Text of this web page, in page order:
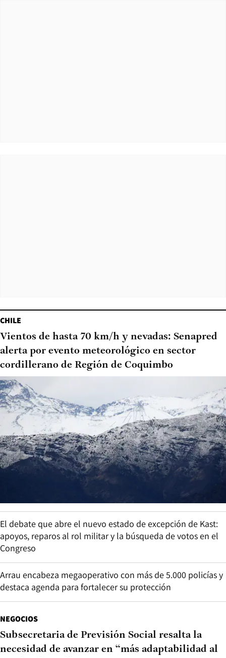
CHILE
Vientos de hasta 70 km/h y nevadas: Senapred
alerta por evento meteorológico en sector
cordillerano de Región de Coquimbo
El debate que abre el nuevo estado de excepción de Kast:
apoyos, reparos al rol militar y la búsqueda de votos en el
Congreso
Arrau encabeza megaoperativo con más de 5.000 policías y
destaca agenda para fortalecer su protección
NEGOCIOS
Subsecretaria de Previsión Social resalta la
necesidad de avanzar en “más adaptabilidad al